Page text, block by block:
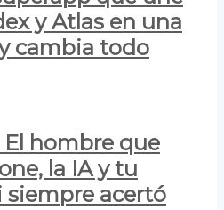
y Atlas en una
cambia todo
El hombre que
la IA y tu
siempre acertó